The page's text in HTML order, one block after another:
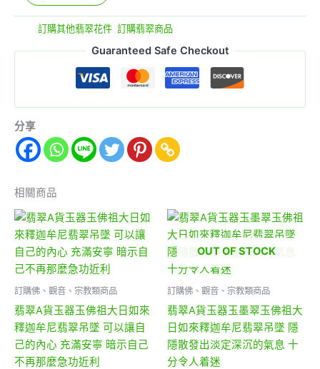
訂購其他翡翠花件 訂購翡翠商品
Guaranteed Safe Checkout
分享
相關商品
訂購佛、觀音、宗教類商品
翡翠A貨玉器玉佛祖大日如來
釋迦牟尼翡翠吊墜 可以讓自
己的內心 充滿安寧 暗示自己
不再那麼急功近利
OUT OF STOCK
訂購佛、觀音、宗教類商品
翡翠A貨玉器玉墨翠玉佛祖大
日如來釋迦牟尼翡翠吊墜 隱
隱散發出淡定深沉的氣息 十
分令人着迷